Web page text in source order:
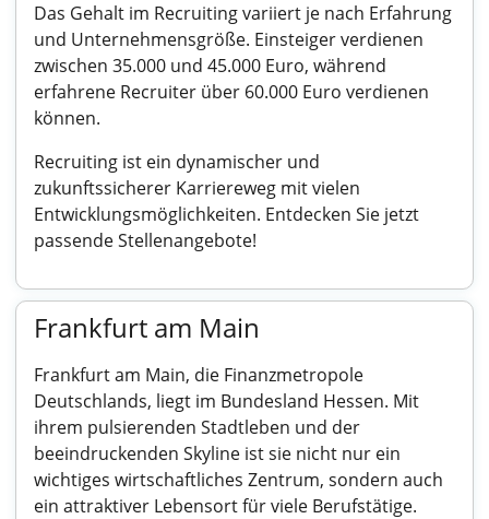
Das Gehalt im Recruiting variiert je nach Erfahrung
und Unternehmensgröße. Einsteiger verdienen
zwischen 35.000 und 45.000 Euro, während
erfahrene Recruiter über 60.000 Euro verdienen
können.
Recruiting ist ein dynamischer und
zukunftssicherer Karriereweg mit vielen
Entwicklungsmöglichkeiten. Entdecken Sie jetzt
passende Stellenangebote!
Frankfurt am Main
Frankfurt am Main, die Finanzmetropole
Deutschlands, liegt im Bundesland Hessen. Mit
ihrem pulsierenden Stadtleben und der
beeindruckenden Skyline ist sie nicht nur ein
wichtiges wirtschaftliches Zentrum, sondern auch
ein attraktiver Lebensort für viele Berufstätige.